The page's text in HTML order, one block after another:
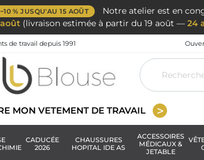
−10 % JUSQU'AU 15 AOÛT Notre atelier est en
août (livraison estimée à partir du 19 août — 24
de travail depuis 1991
MON VETEMENT DE TRAVAIL
CADUCÉE
2026
CHAUSSURES
HOPITAL IDE AS
ACCESSOIRES
MÉDICAUX &
JETABLE